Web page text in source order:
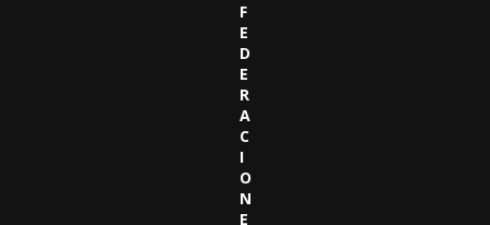
F
E
D
E
R
A
C
I
O
N
E